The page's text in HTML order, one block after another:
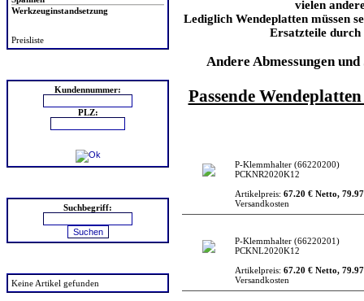
Werkzeuginstandsetzung
Preisliste
Kundennummer:
PLZ:
Suchbegriff:
Keine Artikel gefunden
vielen
Lediglich Wendeplatten müssen
Ersatzteile
Andere Abmessungen
Passende
P-Klemmhalter (66220200)
PCKNR2020K12
Artikelpreis: 67.20 € Netto,
Versandkosten
P-Klemmhalter (66220201)
PCKNL2020K12
Artikelpreis: 67.20 € Netto,
Versandkosten